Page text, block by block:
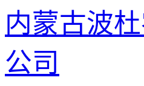
内蒙古波
公司